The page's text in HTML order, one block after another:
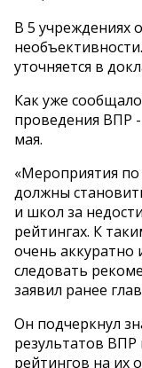
В 5 учреждениях
уточняется в
Как уже
проведения ВПР
мая.
«Мероприятия по
должны
и школ за
рейтингах. К
очень аккуратно
следовать
заявил ранее
Он подчеркнул
результатов ВПР
рейтингов на их